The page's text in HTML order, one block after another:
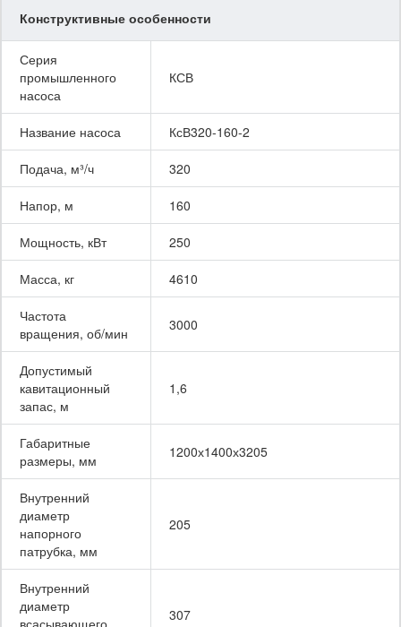
Конструктивные особенности
Серия
промышленного
насоса
КСВ
Название насоса КсВ320-160-2
Подача, м³/ч 320
Напор, м 160
Мощность, кВт 250
Масса, кг 4610
Частота
вращения, об/мин
3000
Допустимый
кавитационный
запас, м
1,6
Габаритные
размеры, мм
1200х1400х3205
Внутренний
диаметр
напорного
патрубка, мм
205
Внутренний
диаметр
всасывающего
307